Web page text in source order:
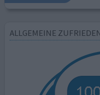
ALLGEMEINE